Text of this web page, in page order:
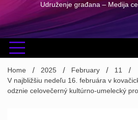
Udruženje građana – Medija
Home 2025 February
11
V najbližšiu nedeľu 16. februára v
odznie celovečerný kultúrno-umelecký